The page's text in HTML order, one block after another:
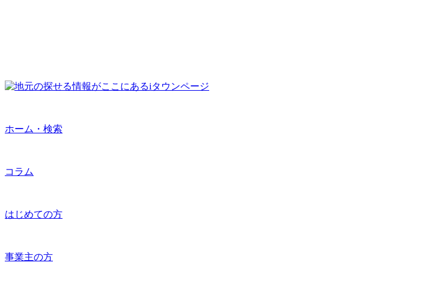
ホーム・検索
コラム
はじめての方
事業主の方